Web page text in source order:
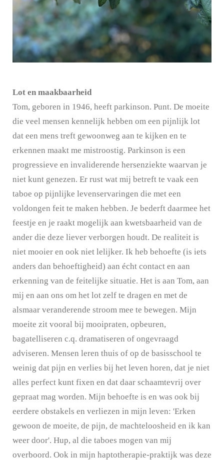
Lot en maakbaarheid
Tom, geboren in 1946, heeft parkinson. Punt. De moeite
die veel mensen kennelijk hebben om een pijnlijk lot
dat een mens treft gewoonweg aan te kijken en te
erkennen maakt me mistroostig. Parkinson is een
progressieve en invaliderende hersenziekte waarvan je
niet kunt genezen. Er rust wat mij betreft te vaak een
taboe op pijnlijke levenservaringen die met een
voldongen feit te maken hebben. Je bederft daarmee het
feestje en je raakt mogelijk aan kwetsbaarheid van de
ander die deze liever verborgen houdt. De realiteit is
niet mooier en ook niet lelijker. Ik heb behoefte (is iets
anders dan behoeftigheid) aan écht contact en aan
erkenning van de feitelijke situatie. Het is aan Tom, aan
mij en aan ons om het lot zelf te dragen en met de
alsmaar veranderende stroom mee te bewegen. Mijn
moeite zit vooral bij mooipraten, opbeuren,
bagatelliseren c.q. dramatiseren of ongevraagd
adviseren. Mensen leren thuis of op de basisschool te
weinig dat pijn en verlies bij het leven horen, dat je niet
alles perfect kunt fixen en dat daar schaamtevrij over
gepraat mag worden. Mijn behoefte is en was ook bij
eerdere obstakels en verliezen in mijn leven: 'Erken
gewoon de moeite, de pijn, de machteloosheid en ik kan
weer door'. Hup, al die taboes mogen van mij
overboord. Ook in mijn haptotherapie-praktijk was deze